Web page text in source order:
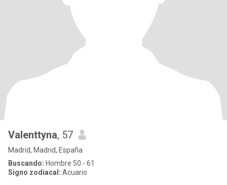
Valenttyna, 57
Madrid, Madrid, España
Buscando: Hombre 50 - 61
Signo zodiacal: Acuario